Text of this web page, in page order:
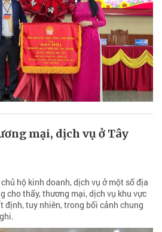
mại, dịch vụ ở Tây
hộ kinh doanh, dịch vụ ở một số địa
cho thấy, thương mại, dịch vụ khu vực
định, tuy nhiên, trong bối cảnh chung